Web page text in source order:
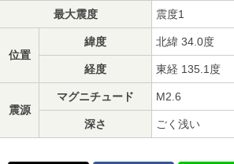
最大震度 震度1
位置
緯度 北緯 34.0度
経度 東経 135.1度
震源
マグニチュード M2.6
深さ ごく浅い